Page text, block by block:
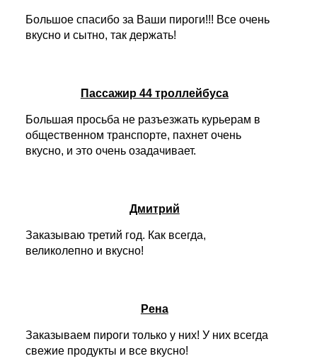
Большое спасибо за Ваши пироги!!! Все очень
вкусно и сытно, так держать!
Пассажир 44 троллейбуса
Большая просьба не разъезжать курьерам в
общественном транспорте, пахнет очень
вкусно, и это очень озадачивает.
Дмитрий
Заказываю третий год. Как всегда,
великолепно и вкусно!
Рена
Заказываем пироги только у них! У них всегда
свежие продукты и все вкусно!